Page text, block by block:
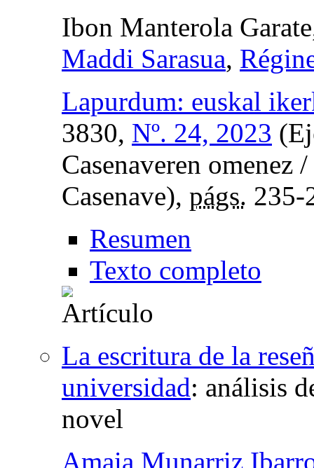
Ibon Manterola
Maddi Sarasua,
Lapurdum: euskal
3830, Nº. 24, 2023
Casenaveren omenez
Casenave), págs. 235-
Resumen
Texto completo
La escritura de la
universidad: análisis
novel
Amaia Munarriz